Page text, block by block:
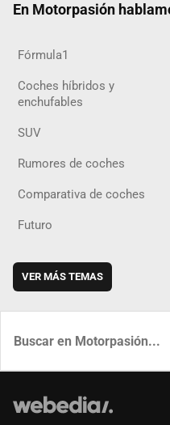
En Motorpasión
Fórmula1
Coches híbridos y
enchufables
SUV
Rumores de coches
Comparativa de coches
Futuro
VER MÁS TEMAS